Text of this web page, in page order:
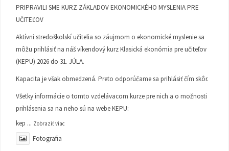
PRIPRAVILI SME KURZ ZÁKLADOV EKONOMICKÉHO MYSLENIA PRE
UČITEĽOV
Aktívni stredoškolskí učitelia so záujmom o ekonomické myslenie sa
môžu prihlásiť na náš víkendový kurz Klasická ekonómia pre učiteľov
(KEPU) 2026 do 31. JÚLA.
Kapacita je však obmedzená. Preto odporúčame sa prihlásiť čím skôr.
Všetky informácie o tomto vzdelávacom kurze pre nich a o možnosti
prihlásenia sa na neho sú na webe KEPU:
kep ... Zobraziť viac
Fotografia